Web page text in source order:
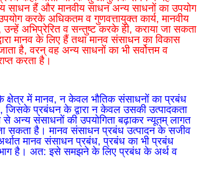
साधन हैं और मानवीय साधन अन्य साधनों का उपयोग
करके अधिकतम व गुणवत्तायुक्त कार्य, मानवीय
अभिप्रेरित व सन्तुष्ट करके ही, कराया जा सकता
मानव के लिए हैं तथा मानव संसाधन का विकास
है, वरन् वह अन्य साधनों का भी सर्वोत्तम व
करता है।
क्षेत्र में मानव, न केवल भौतिक संसाधनों का प्रबंध
प्रबंधन के द्वारा न केवल उसकी उत्पादकता
अन्य संसाधनों की उपयोगिता बढ़ाकर न्यूतम् लागत
सकता है। मानव संसाधन प्रबंध उत्पादन के सजीव
मानव संसाधन प्रबंध, प्रबंध का भी प्रबंध
है। अत: इसे समझने के लिए प्रबंध के अर्थ व